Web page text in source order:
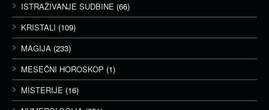
ISTRAŽIVANJE SUDBINE (66)
KRISTALI (109)
MAGIJA (233)
MESEČNI HOROSKOP (1)
MISTERIJE (16)